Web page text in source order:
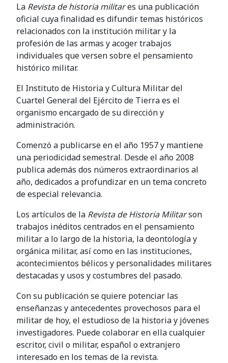
​La Revista de historia militares una publicación
oficial cuya finalidad es difundir temas históricos
relacionados con la institución militar y la
profesión de las armas y acoger trabajos
individuales que versen sobre el pensamiento
histórico militar.
El Instituto de Historia y Cultura Militar del
Cuartel General del Ejército de Tierra es el
organismo encargado de su dirección y
administración.
Comenzó a publicarse en el año 1957 y mantiene
una periodicidad semestral. Desde el año 2008
publica además dos números extraordinarios al
año, dedicados a profundizar en un tema concreto
de especial relevancia.
Los artículos de la Revista de Historia Militarson
trabajos inéditos centrados en el pensamiento
militar a lo largo de la historia, la deontología y
orgánica militar, así como en las instituciones,
acontecimientos bélicos y personalidades militares
destacadas y usos y costumbres del pasado.
Con su publicación se quiere potenciar las
enseñanzas y antecedentes provechosos para el
militar de hoy, el estudioso de la historia y jóvenes
investigadores. Puede colaborar en ella cualquier
escritor, civil o militar, español o extranjero
interesado en los temas de la revista.